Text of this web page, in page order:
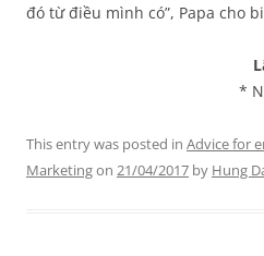
đó từ điều mình có”, Papa cho
*
This entry was posted in Advice for
Marketingon 21/04/2017 by Hung